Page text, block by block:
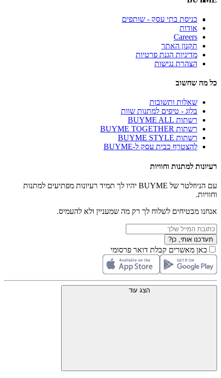
כניסת בתי עסק - שותפים
אודות
Careers
תקנון האתר
מדיניות הגנת פרטיות
הצהרת נגישות
כל מה שחשוב
שאלות ותשובות
בלוג - טיפים למתנות שוות
רשתות BUYME ALL
רשתות BUYME TOGETHER
רשתות BUYME STYLE
להצטרף כבית עסק ל-BUYME
רעיונות למתנות וחוויות
עם הניוזלטר של BUYME יהיו לך תמיד רעיונות מפתיעים למתנות
וחוויות.
אנחנו מבטיחים לשלוח לך רק מה שמעניין ולא להעמיס.
תעדכנו אותי, כן?
כאן מאשרים קבלת דואר פרסומי
הצג עוד